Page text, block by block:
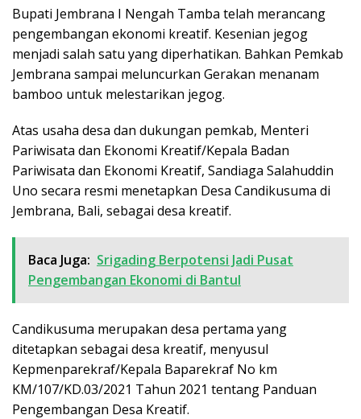
Bupati Jembrana I Nengah Tamba telah merancang
pengembangan ekonomi kreatif. Kesenian jegog
menjadi salah satu yang diperhatikan. Bahkan Pemkab
Jembrana sampai meluncurkan Gerakan menanam
bamboo untuk melestarikan jegog.
Atas usaha desa dan dukungan pemkab, Menteri
Pariwisata dan Ekonomi Kreatif/Kepala Badan
Pariwisata dan Ekonomi Kreatif, Sandiaga Salahuddin
Uno secara resmi menetapkan Desa Candikusuma di
Jembrana, Bali, sebagai desa kreatif.
Baca Juga: Srigading Berpotensi Jadi Pusat
Pengembangan Ekonomi di Bantul
Candikusuma merupakan desa pertama yang
ditetapkan sebagai desa kreatif, menyusul
Kepmenparekraf/Kepala Baparekraf No km
KM/107/KD.03/2021 Tahun 2021 tentang Panduan
Pengembangan Desa Kreatif.